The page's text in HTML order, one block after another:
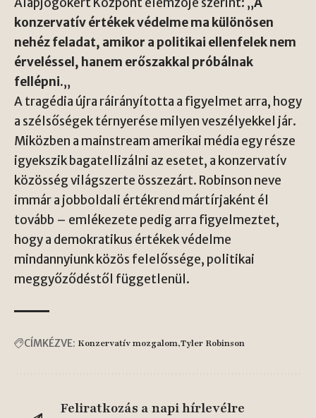
konzervatív értékek védelme ma különösen
nehéz feladat, amikor a politikai ellenfelek nem
érveléssel, hanem erőszakkal próbálnak
fellépni.„
A tragédia újra ráirányította a figyelmet arra, hogy
a szélsőségek térnyerése milyen veszélyekkel jár.
Miközben a mainstream amerikai média egy része
igyekszik bagatellizálni az esetet, a konzervatív
közösség világszerte összezárt. Robinson neve
immár a jobboldali értékrend mártírjaként él
tovább – emlékezete pedig arra figyelmeztet,
hogy a demokratikus értékek védelme
mindannyiunk közös felelőssége, politikai
meggyőződéstől függetlenül.
CÍMKÉZVE: Konzervatív mozgalom Tyler Robinson
Feliratkozás a napi hírlevélre